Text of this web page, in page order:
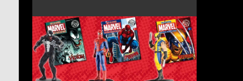
rajzzal, és változatos stílusokkal. Nem is
szaporítanám szót, csekkoljátok a több
mint 60 képből álló galériát, az idei
legnagyobb hazai graffiti jam rajzaival!